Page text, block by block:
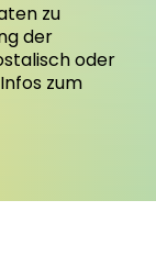
zu
der
oder
zum